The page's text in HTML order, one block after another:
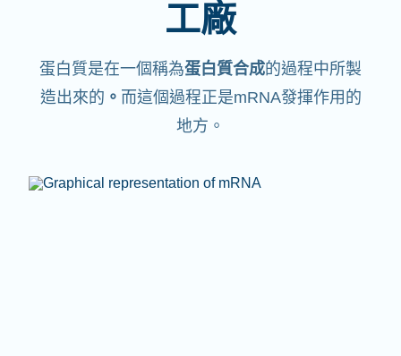
工廠
蛋白質是在一個稱為蛋白質合成的過程中所製
造出來的 。 而這個過程正是mRNA發揮作用的
地方。